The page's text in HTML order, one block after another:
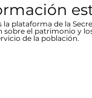
la plataforma de la
el patrimonio y
de la población.